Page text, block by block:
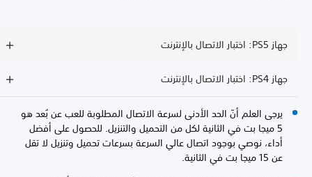
جهاز PS5: اختبار الاتصال بالإنترنت
جهاز PS4: اختبار الاتصال بالإنترنت
يرجى العلم أنّ الحد الأدنى لسرعة الاتصال المطلوبة للعب عن بُعد هو
5 ميجا بت في الثانية لكل من التحميل والتنزيل. للحصول على أفضل
أداء، نوصي بوجود اتصال عالي السرعة بسرعات تحميل وتنزيل لا تقل
عن 15 ميجا بت في الثانية.